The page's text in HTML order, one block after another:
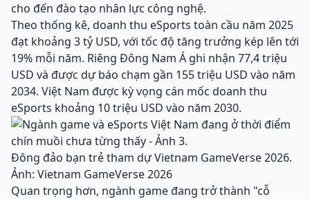
cho đến đào tạo nhân lực công nghệ.
Theo thống kê, doanh thu eSports toàn cầu năm 2025
đạt khoảng 3 tỷ USD, với tốc độ tăng trưởng kép lên tới
19% mỗi năm. Riêng Đông Nam Á ghi nhận 77,4 triệu
USD và được dự báo chạm gần 155 triệu USD vào năm
2034. Việt Nam được kỳ vọng cán mốc doanh thu
eSports khoảng 10 triệu USD vào năm 2030.
Đông đảo bạn trẻ tham dự Vietnam GameVerse 2026.
Ảnh: Vietnam GameVerse 2026
Quan trọng hơn, ngành game đang trở thành "cỗ